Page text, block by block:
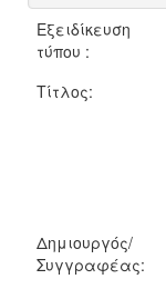
Εξειδίκευση
τύπου :
Τίτλος:
Δημιουργός/
Συγγραφέας: